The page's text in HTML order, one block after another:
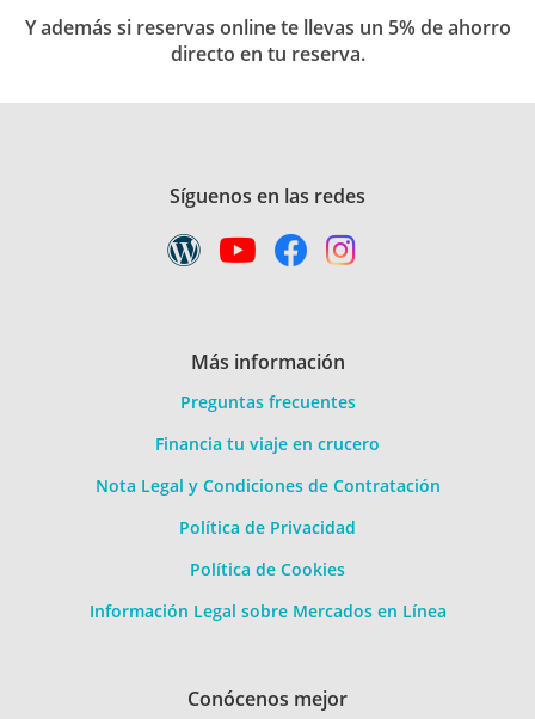
Y además si reservas online te llevas un 5% de ahorro
directo en tu reserva.
Síguenos en las redes
Más información
Preguntas frecuentes
Financia tu viaje en crucero
Nota Legal y Condiciones de Contratación
Política de Privacidad
Política de Cookies
Información Legal sobre Mercados en Línea
Conócenos mejor